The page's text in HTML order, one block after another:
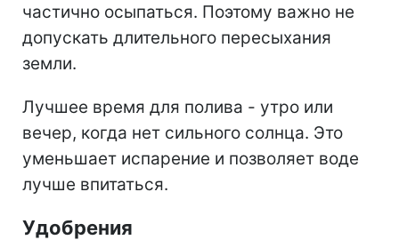
частично осыпаться. Поэтому важно не
допускать длительного пересыхания
земли.
Лучшее время для полива - утро или
вечер, когда нет сильного солнца. Это
уменьшает испарение и позволяет воде
лучше впитаться.
Удобрения